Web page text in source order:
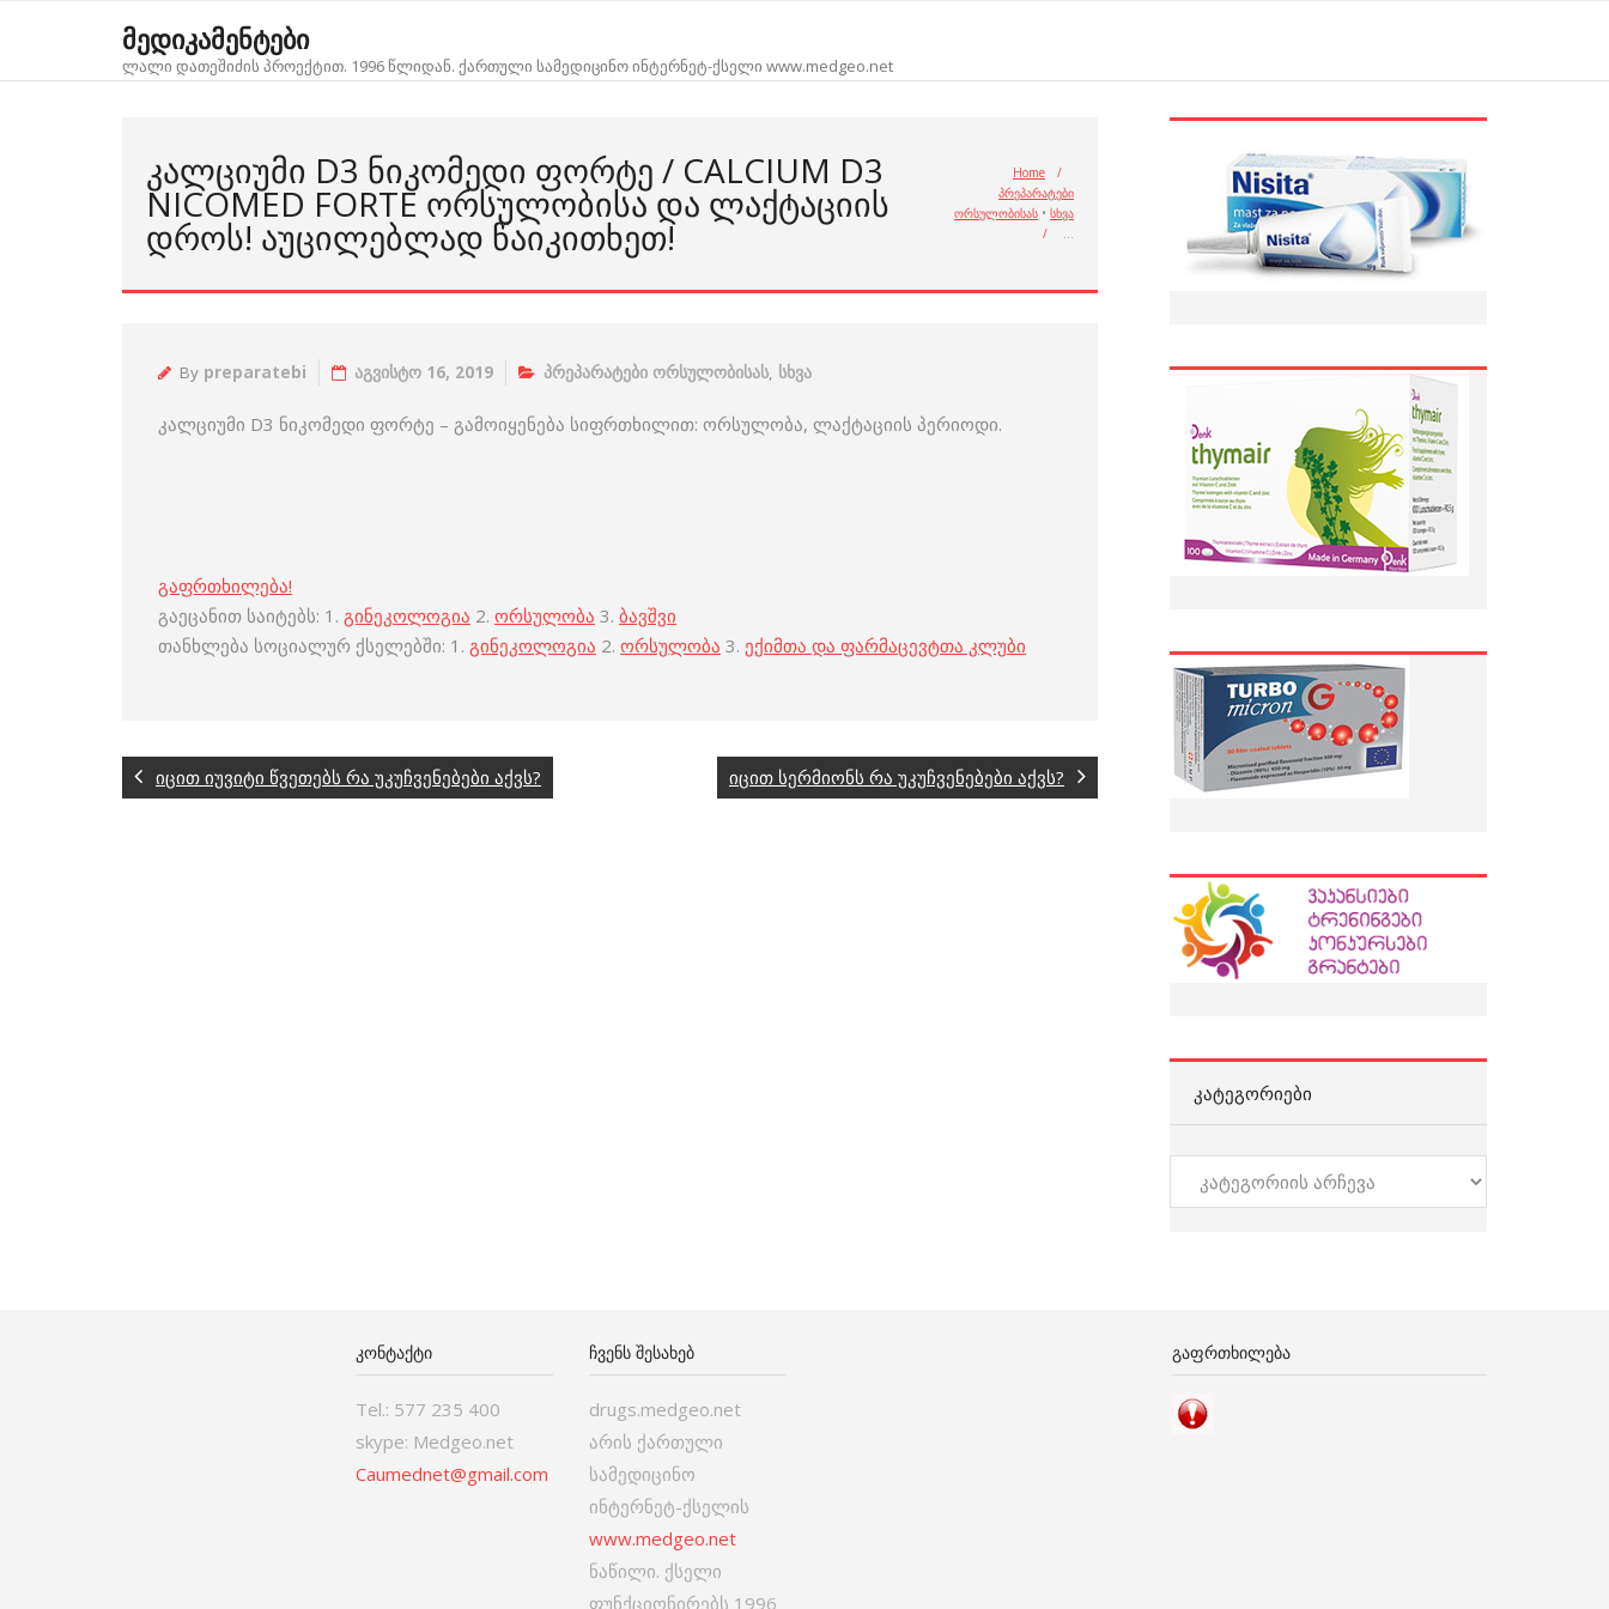
მედიკამენტები
ლალი დათეშიძის პროექტით. 1996 წლიდან. ქართული სამედიცინო ინტერნეტ-ქსელი www.medgeo.net
ᲙᲐᲚᲪᲘᲣᲛᲘ D3 ᲜᲘᲙᲝᲛᲔᲓᲘ ᲤᲝᲠᲢᲔ / CALCIUM D3
NICOMED FORTE ᲝᲠᲡᲣᲚᲝᲑᲘᲡᲐ ᲓᲐ ᲚᲐᲥᲢᲐᲪᲘᲘᲡ
ᲓᲠᲝᲡ! ᲐᲣᲪᲘᲚᲔᲑᲚᲐᲓ ᲬᲐᲘᲙᲘᲗᲮᲔᲗ!
Home
/
პრეპარატები
ორსულობისას • სხვა
/
…
By preparatebi აგვისტო 16, 2019 პრეპარატები ორსულობისას, სხვა
კალციუმი D3 ნიკომედი ფორტე – გამოიყენება სიფრთხილით: ორსულობა, ლაქტაციის პერიოდი.
გაფრთხილება!
გაეცანით საიტებს: 1. გინეკოლოგია 2. ორსულობა 3. ბავშვი
თანხლება სოციალურ ქსელებში: 1. გინეკოლოგია 2. ორსულობა 3. ექიმთა და ფარმაცევტთა კლუბი
იცით იუვიტი წვეთებს რა უკუჩვენებები აქვს? იცით სერმიონს რა უკუჩვენებები აქვს?
ᲙᲐᲢᲔᲒᲝᲠᲘᲔᲑᲘ
კატეგორიები
ᲙᲝᲜᲢᲐᲥᲢᲘ
Tel.: 577 235 400
skype: Medgeo.net
Caumednet@gmail.com
ᲩᲕᲔᲜᲡ ᲨᲔᲡᲐᲮᲔᲑ
drugs.medgeo.net
არის ქართული
სამედიცინო
ინტერნეტ-ქსელის
www.medgeo.net
ნაწილი. ქსელი
ფუნქციონირებს 1996
ᲒᲐᲤᲠᲗᲮᲘᲚᲔᲑᲐ